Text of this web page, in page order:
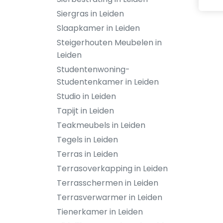
Siergras in Leiden
Slaapkamer in Leiden
Steigerhouten Meubelen in
Leiden
Studentenwoning-
Studentenkamer in Leiden
Studio in Leiden
Tapijt in Leiden
Teakmeubels in Leiden
Tegels in Leiden
Terras in Leiden
Terrasoverkapping in Leiden
Terrasschermen in Leiden
Terrasverwarmer in Leiden
Tienerkamer in Leiden